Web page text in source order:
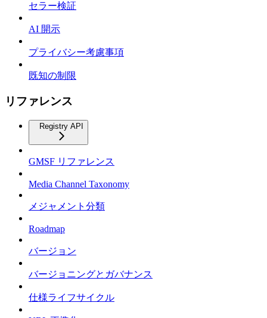
セラー検証
AI 開示
プライバシー考慮事項
既知の制限
リファレンス
Registry API
GMSF リファレンス
Media Channel Taxonomy
メジャメント分類
Roadmap
バージョン
バージョニングとガバナンス
仕様ライフサイクル